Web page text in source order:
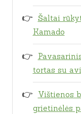
Šaltai
Kamado
tortas su
Vištienos
grietinėlės